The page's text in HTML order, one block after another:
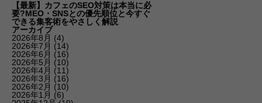
【最新】カフェのSEO対策は本当に必
要?MEO・SNSとの優先順位と今すぐ
できる集客術をやさしく解説
アーカイブ
2026年8月 (4)
2026年7月 (14)
2026年6月 (16)
2026年5月 (10)
2026年4月 (11)
2026年3月 (16)
2026年2月 (10)
2026年1月 (6)